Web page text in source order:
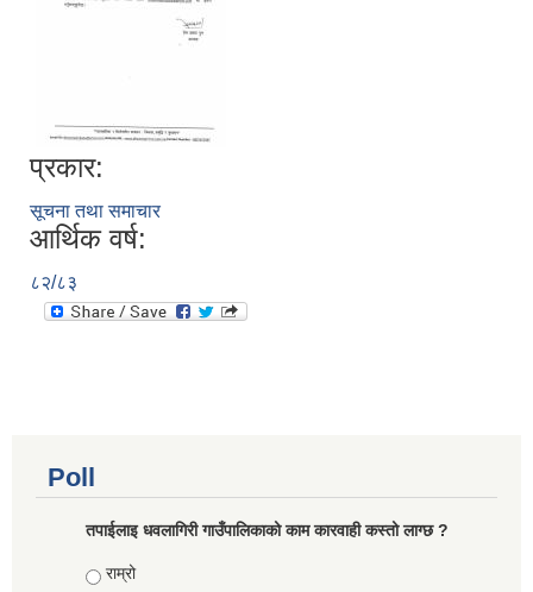
प्रकार:
सूचना तथा समाचार
आर्थिक वर्ष:
८२/८३
Poll
तपाईलाइ धवलागिरी गाउँपालिकाको काम कारवाही कस्तो लाग्छ ?
Choices
राम्रो